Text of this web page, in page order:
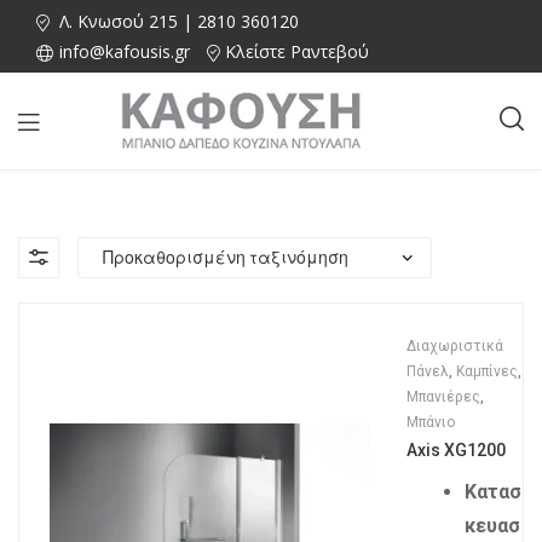
Λ. Κνωσού 215 | 2810 360120
info@kafousis.gr
Κλείστε Ραντεβού
Διαχωριστικά
Πάνελ, Καμπίνες,
Μπανιέρες,
Μπάνιο
Axis XG1200
Κατασ
κευασ